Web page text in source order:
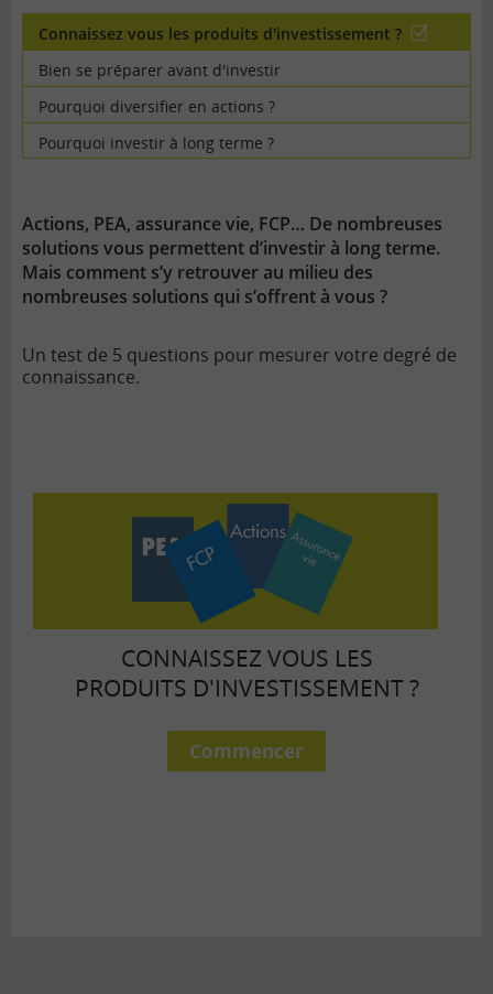
tous
lien
Connaissez vous les produits d'investissement ?Quiz
Bien se préparer avant d'investirQuiz
Pourquoi diversifier en actions ?Quiz
Pourquoi investir à long terme ?Quiz
Actions, PEA, assurance vie, FCP… De nombreuses
solutions vous permettent d’investir à long terme.
Mais comment s’y retrouver au milieu des
nombreuses solutions qui s’offrent à vous ?
Un test de 5 questions pour mesurer votre degré de
connaissance.
CONNAISSEZ VOUS LES
PRODUITS D'INVESTISSEMENT ?